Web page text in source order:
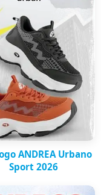
ANDREA Urbano
Sport 2026